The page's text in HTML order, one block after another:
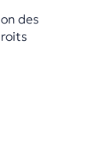
des